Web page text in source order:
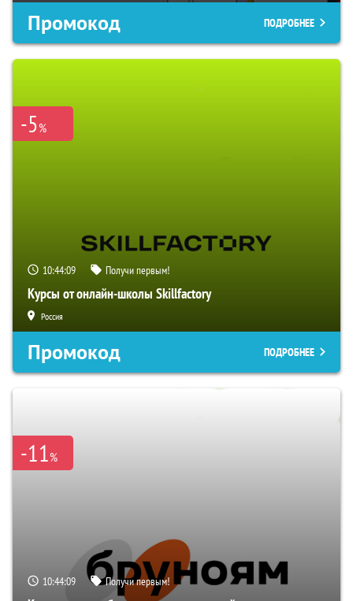
Промокод ПОДРОБНЕЕ
-5%
10:44:08 Получи первым!
Курсы от онлайн-школы Skillfactory
Россия
Промокод ПОДРОБНЕЕ
-11%
10:44:08 Получи первым!